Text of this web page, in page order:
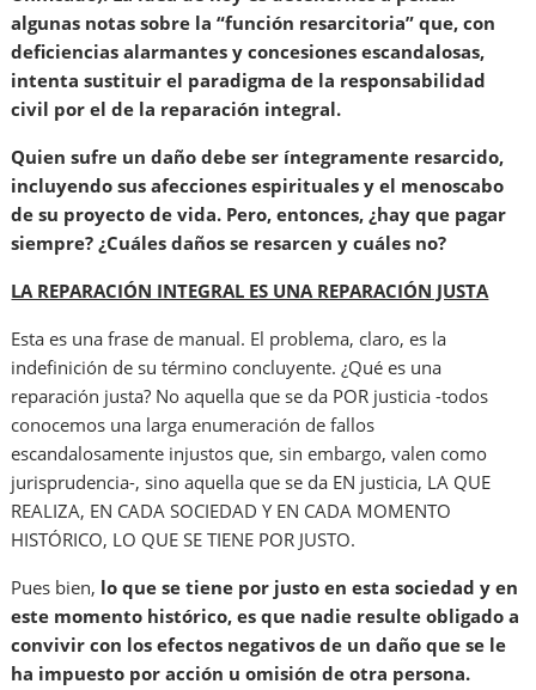
algunas notas sobre la “función resarcitoria” que, con
deficiencias alarmantes y concesiones escandalosas,
intenta sustituir el paradigma de la responsabilidad
civil por el de la reparación integral.
Quien sufre un daño debe ser íntegramente resarcido,
incluyendo sus afecciones espirituales y el menoscabo
de su proyecto de vida. Pero, entonces, ¿hay que pagar
siempre? ¿Cuáles daños se resarcen y cuáles no?
LA REPARACIÓN INTEGRAL ES UNA REPARACIÓN JUSTA
Esta es una frase de manual. El problema, claro, es la
indefinición de su término concluyente. ¿Qué es una
reparación justa? No aquella que se da POR justicia -todos
conocemos una larga enumeración de fallos
escandalosamente injustos que, sin embargo, valen como
jurisprudencia-, sino aquella que se da EN justicia, LA QUE
REALIZA, EN CADA SOCIEDAD Y EN CADA MOMENTO
HISTÓRICO, LO QUE SE TIENE POR JUSTO.
Pues bien, lo que se tiene por justo en esta sociedad y en
este momento histórico, es que nadie resulte obligado a
convivir con los efectos negativos de un daño que se le
ha impuesto por acción u omisión de otra persona.